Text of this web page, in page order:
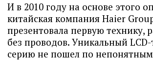
И в 2010 году на основе этого
китайская компания Haier
презентовала первую технику,
без проводов. Уникальный LCD-
серию не пошел по